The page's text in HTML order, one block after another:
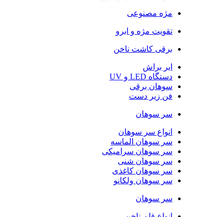
مژه مصنوعی
تقویت مژه و ابرو
برقی کاشت ناخن
ایر براش
دستگاه LED و UV
سوهان برقی
فن زیر دست
سر سوهان
انواع سر سوهان
سر سوهان الماسه
سر سوهان سرامیکی
سر سوهان شنی
سر سوهان کاغذی
سر سوهان ولکانو
سر سوهان